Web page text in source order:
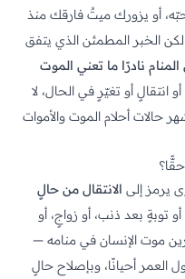
أو يزورك ميتٌ فارقك منذ
الخبر المطمئن الذي يتفق
نادرًا ما تعني الموت
انتقالٍ أو تغيّرٍ في الحال، لا
حالات أحلام الموت والأموات
يرمز إلى الانتقال من حالٍ
توبةٍ بعد ذنب، أو زواجٍ، أو
موت الإنسان في منامه —
أحيانًا، وبإصلاح حالٍ